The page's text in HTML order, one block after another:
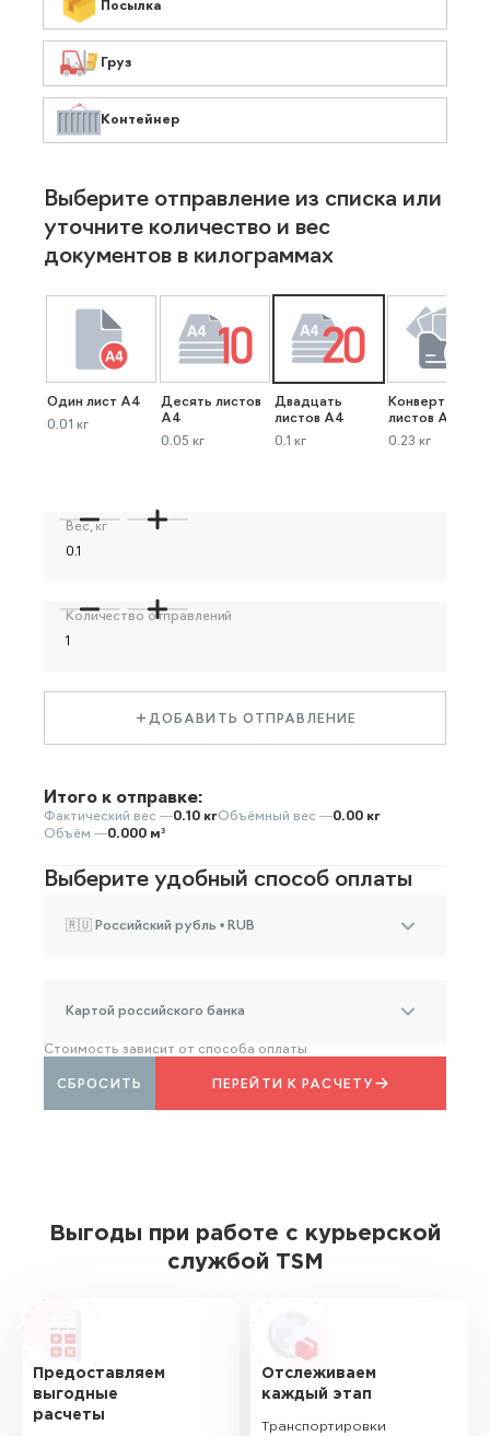
Посылка
Груз
Контейнер
Выберите отправление из списка или
уточните количество и вес
документов в килограммах
Один лист А4
0.01 кг
Десять листов
А4
0.05 кг
Двадцать
листов А4
0.1 кг
Конверт до 40
листов А4
0.23 кг
Вес, кг
Количество отправлений
ДОБАВИТЬ ОТПРАВЛЕНИЕ
Итого к отправке:
Фактический вес —0.10 кгОбъёмный вес —0.00 кг
Объём —0.000 м³
Выберите удобный способ оплаты
🇷🇺 Российский рубль • RUB
Картой российского банка
Стоимость зависит от способа оплаты
ПЕРЕЙТИ К РАСЧЕТУ
СБРОСИТЬ
Выгоды при работе с курьерской
службой TSM
Предоставляем
выгодные
расчеты
Отслеживаем
каждый этап
Транспортировки